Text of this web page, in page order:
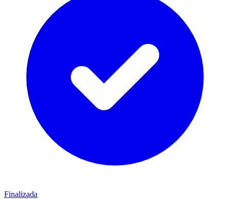
Finalizada